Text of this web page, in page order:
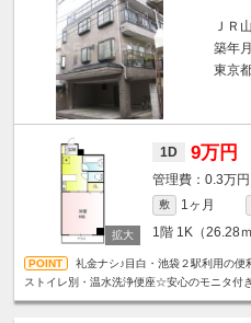
ＪＲ
築年
東京
1D 9万円
0.3万円
敷 1ヶ月
1階 1K（26.28ｍ
礼金ナシ♪目白・池袋２駅利用の
ストイレ別・温水洗浄便座☆安心のモニタ付